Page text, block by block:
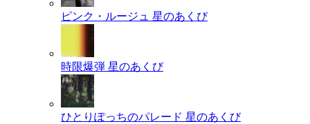
ピンク・ルージュ 星のあくび
時限爆弾 星のあくび
ひとりぽっちのパレード 星のあくび